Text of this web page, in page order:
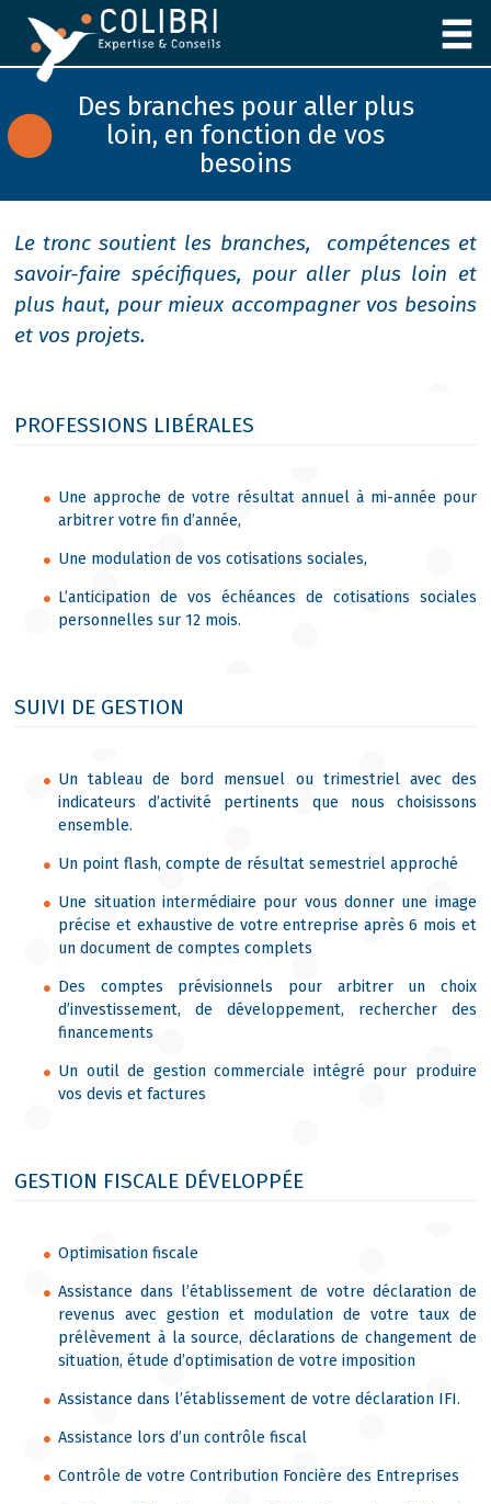
Des branches pour aller plus
loin, en fonction de vos
besoins
Le tronc soutient les branches, compétences et
savoir-faire spécifiques, pour aller plus loin et
plus haut, pour mieux accompagner vos besoins
et vos projets.
PROFESSIONS LIBÉRALES
Une approche de votre résultat annuel à mi-année pour
arbitrer votre fin d’année,
Une modulation de vos cotisations sociales,
L’anticipation de vos échéances de cotisations sociales
personnelles sur 12 mois.
SUIVI DE GESTION
Un tableau de bord mensuel ou trimestriel avec des
indicateurs d’activité pertinents que nous choisissons
ensemble.
Un point flash, compte de résultat semestriel approché
Une situation intermédiaire pour vous donner une image
précise et exhaustive de votre entreprise après 6 mois et
un document de comptes complets
Des comptes prévisionnels pour arbitrer un choix
d’investissement, de développement, rechercher des
financements
Un outil de gestion commerciale intégré pour produire
vos devis et factures
GESTION FISCALE DÉVELOPPÉE
Optimisation fiscale
Assistance dans l’établissement de votre déclaration de
revenus avec gestion et modulation de votre taux de
prélèvement à la source, déclarations de changement de
situation, étude d’optimisation de votre imposition
Assistance dans l’établissement de votre déclaration IFI.
Assistance lors d’un contrôle fiscal
Contrôle de votre Contribution Foncière des Entreprises
Panneau de gestion des cookies